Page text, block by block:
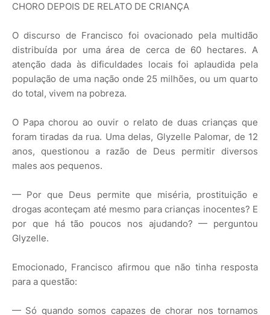
CHORO DEPOIS DE RELATO DE CRIANÇA
O discurso de Francisco foi ovacionado pela multidão
distribuída por uma área de cerca de 60 hectares. A
atenção dada às dificuldades locais foi aplaudida pela
população de uma nação onde 25 milhões, ou um quarto
do total, vivem na pobreza.
O Papa chorou ao ouvir o relato de duas crianças que
foram tiradas da rua. Uma delas, Glyzelle Palomar, de 12
anos, questionou a razão de Deus permitir diversos
males aos pequenos.
— Por que Deus permite que miséria, prostituição e
drogas aconteçam até mesmo para crianças inocentes? E
por que há tão poucos nos ajudando? — perguntou
Glyzelle.
Emocionado, Francisco afirmou que não tinha resposta
para a questão:
— Só quando somos capazes de chorar nos tornamos